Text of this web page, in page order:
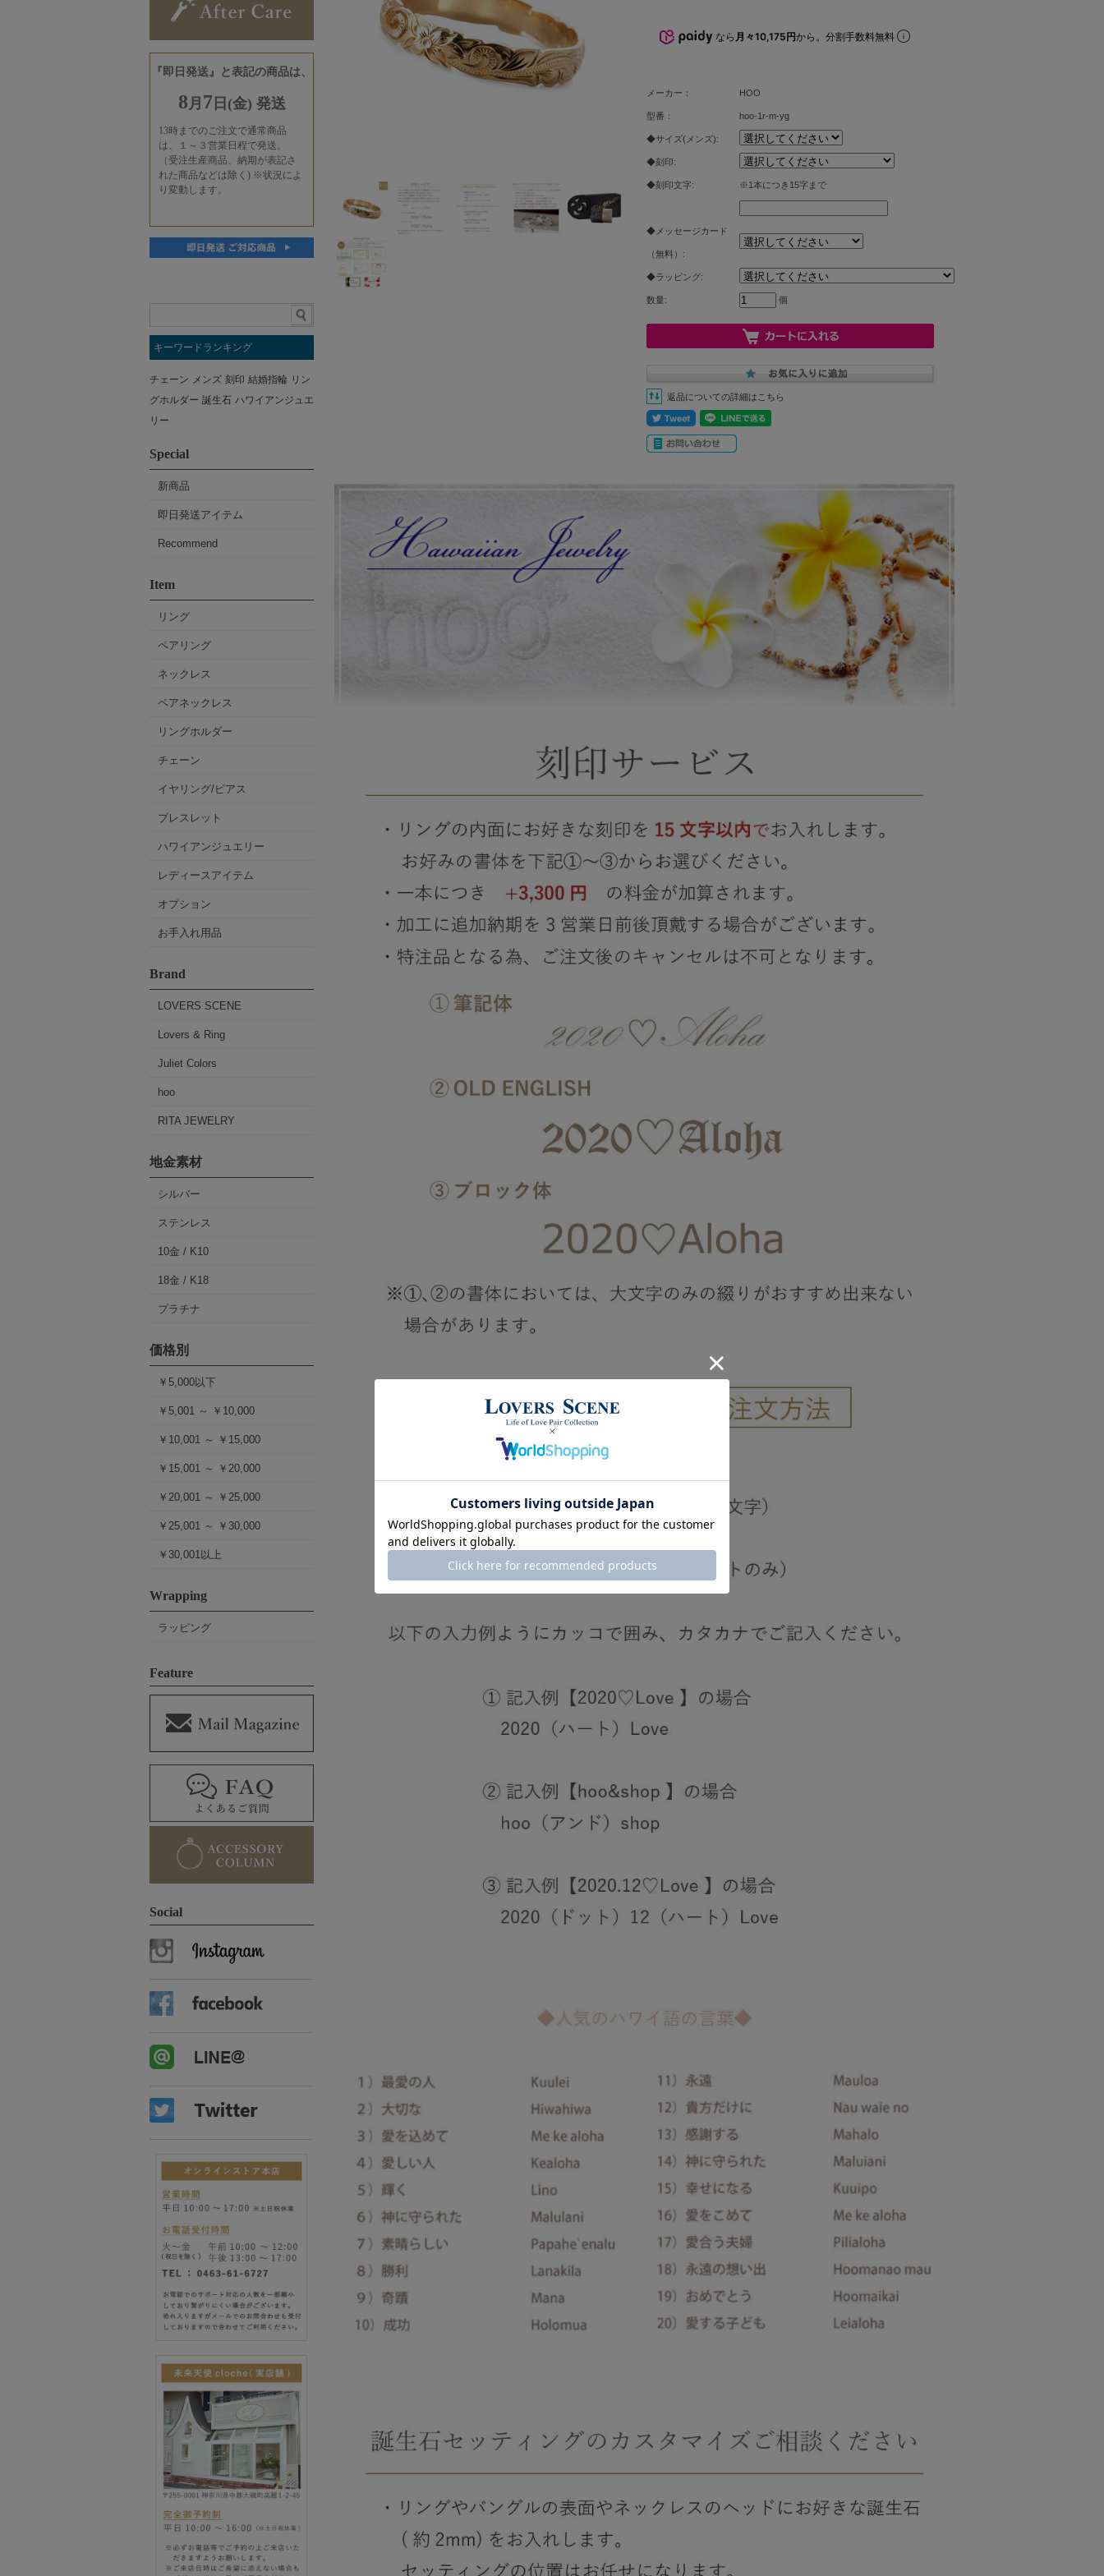
なら 月々10,175円から。分割手数料無料
メーカー： HOO
型番： hoo-1r-m-yg
◆サイズ(メンズ):
◆刻印:
◆刻印文字: ※1本につき15字まで
◆メッセージカード
（無料）:
◆ラッピング:
数量: 個
返品についての詳細はこちら
キーワードランキング
チェーン メンズ 刻印 結婚指輪 リン
グホルダー 誕生石 ハワイアンジュエ
リー
Special
新商品
即日発送アイテム
Recommend
Item
リング
ペアリング
ネックレス
ペアネックレス
リングホルダー
チェーン
イヤリング/ピアス
ブレスレット
ハワイアンジュエリー
レディースアイテム
オプション
お手入れ用品
Brand
LOVERS SCENE
Lovers & Ring
Juliet Colors
hoo
RITA JEWELRY
地金素材
シルバー
ステンレス
10金 / K10
18金 / K18
プラチナ
価格別
￥5,000以下
￥5,001 ～ ￥10,000
￥10,001 ～ ￥15,000
￥15,001 ～ ￥20,000
￥20,001 ～ ￥25,000
￥25,001 ～ ￥30,000
￥30,001以上
Wrapping
ラッピング
Feature
Social